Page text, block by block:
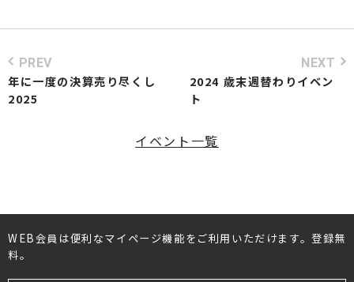
PREV
年に一度の決算売り尽くし
2025
NEXT
2024 歳末週替わりイベン
ト
イベント一覧
WEB会員は便利なマイページ機能をご利用いただけます。登録無
料。